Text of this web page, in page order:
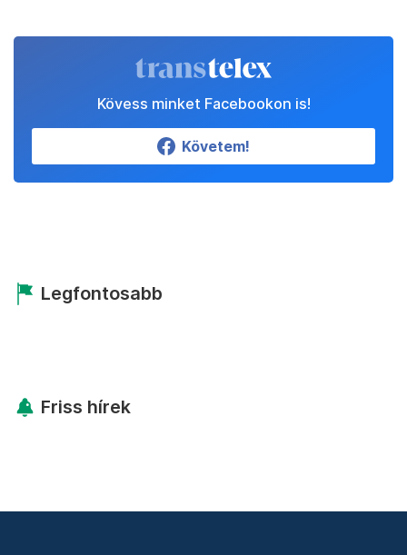
Kövess minket Facebookon is!
Követem!
Legfontosabb
Friss hírek